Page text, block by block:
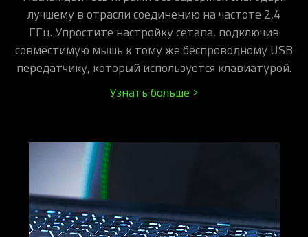
лучшему в отрасли соединению на частоте 2,4
ГГц. Упростите настройку сетапа, подключив
совместимую мышь к тому же беспроводному USB
передатчику, который используется клавиатурой.
Узнать больше >